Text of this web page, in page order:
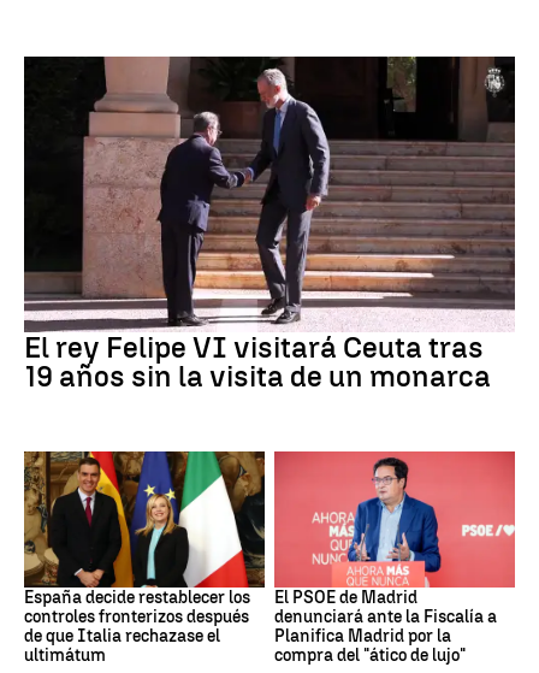
Crisis Migratoria
El rey Felipe VI visitará Ceuta tras
19 años sin la visita de un monarca
CRISIS MIGRATORIA
España decide restablecer los
controles fronterizos después
de que Italia rechazase el
ultimátum
PSOE MADRID
El PSOE de Madrid
denunciará ante la Fiscalía a
Planifica Madrid por la
compra del "ático de lujo"